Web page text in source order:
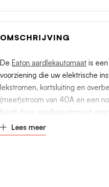
Uitschakelkarakteristiek
Overspanningscategorie
Aantal beveiligde polen
OMSCHRIJVING
De Eaton aardlekautomaat is
voorziening die uw elektrische
lekstromen, kortsluiting en
(meet)stroom van 40A en een
biedt deze aardlekautomaat
elektrische circuits.
Lees meer